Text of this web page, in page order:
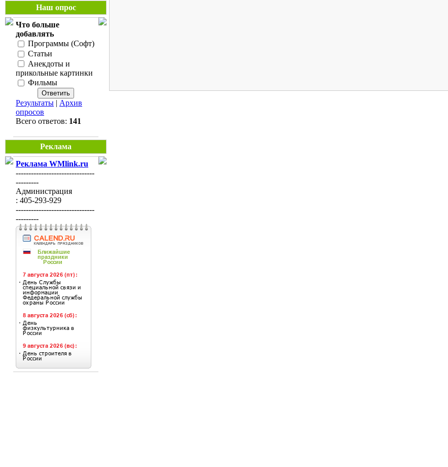
Наш опрос
Что больше
добавлять
Программы (Софт)
Статьи
Анекдоты и
прикольные картинки
Фильмы
Результаты | Архив
опросов
Всего ответов: 141
Реклама
Реклама WMlink.ru
-------------------------------
---------
Администрация
: 405-293-929
-------------------------------
---------